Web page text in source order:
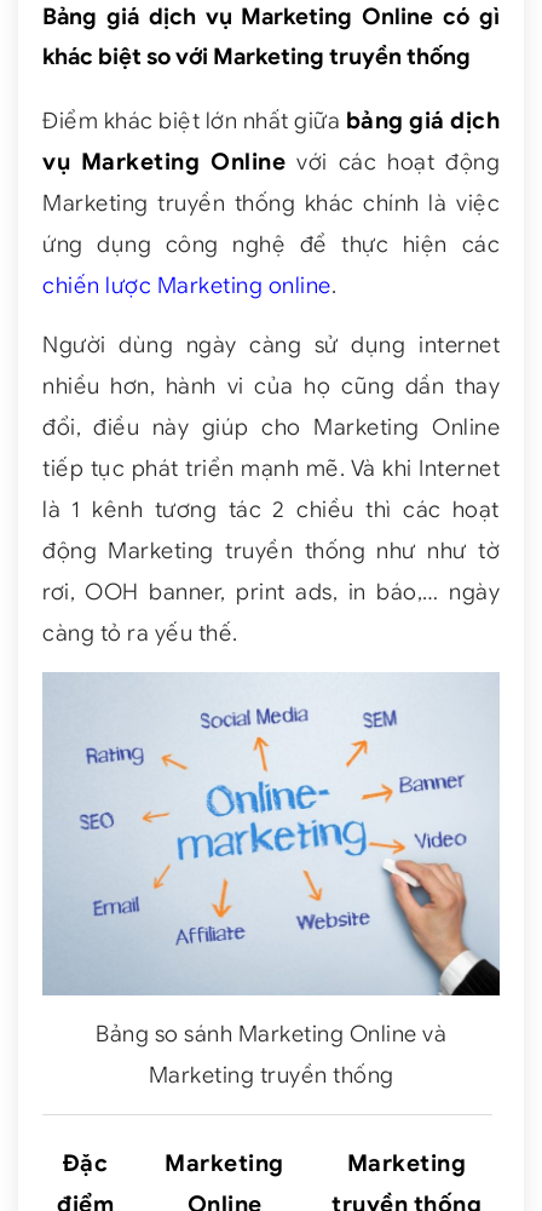
Bảng giá dịch vụ Marketing Online có gì
khác biệt so với Marketing truyền thống
Điểm khác biệt lớn nhất giữa bảng giá dịch
vụ Marketing Online với các hoạt động
Marketing truyền thống khác chính là việc
ứng dụng công nghệ để thực hiện các
chiến lược Marketing online.
Người dùng ngày càng sử dụng internet
nhiều hơn, hành vi của họ cũng dần thay
đổi, điều này giúp cho Marketing Online
tiếp tục phát triển mạnh mẽ. Và khi Internet
là 1 kênh tương tác 2 chiều thì các hoạt
động Marketing truyền thống như như tờ
rơi, OOH banner, print ads, in báo,… ngày
càng tỏ ra yếu thế.
Bảng so sánh Marketing Online và
Marketing truyền thống
Đặc
điểm
Marketing
Online
Marketing
truyền thống